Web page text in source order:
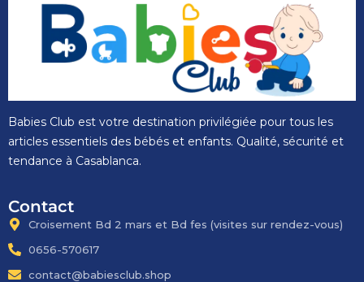
Babies Club est votre destination privilégiée pour tous les
articles essentiels des bébés et enfants. Qualité, sécurité et
tendance à Casablanca.
Contact
Croisement Bd 2 mars et Bd fes​ (visites sur rendez-vous)
0656-570617
contact@babiesclub.shop